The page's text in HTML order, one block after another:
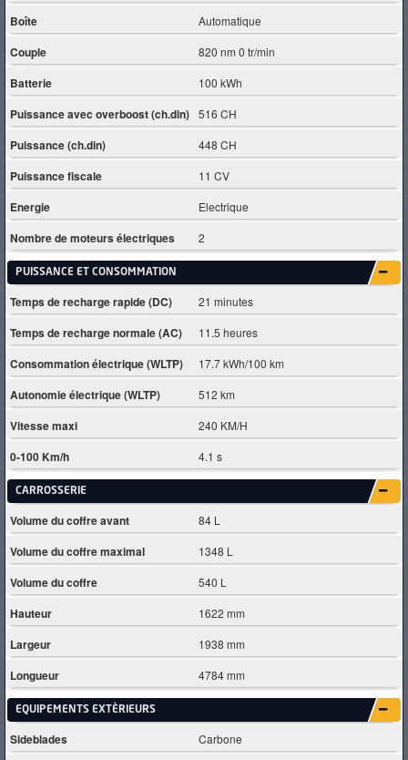
Boîte Automatique
Couple 820 nm 0 tr/min
Batterie 100 kWh
Puissance avec overboost (ch.din) 516 CH
Puissance (ch.din) 448 CH
Puissance fiscale 11 CV
Energie Electrique
Nombre de moteurs électriques 2
PUISSANCE ET CONSOMMATION
Temps de recharge rapide (DC) 21 minutes
Temps de recharge normale (AC) 11.5 heures
Consommation électrique (WLTP) 17.7 kWh/100 km
Autonomie électrique (WLTP) 512 km
Vitesse maxi 240 KM/H
0-100 Km/h 4.1 s
CARROSSERIE
Volume du coffre avant 84 L
Volume du coffre maximal 1348 L
Volume du coffre 540 L
Hauteur 1622 mm
Largeur 1938 mm
Longueur 4784 mm
EQUIPEMENTS EXTÈRIEURS
Sideblades Carbone